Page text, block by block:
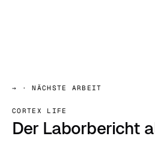
→ · NÄCHSTE ARBEIT
CORTEX LIFE
Der Laborbericht